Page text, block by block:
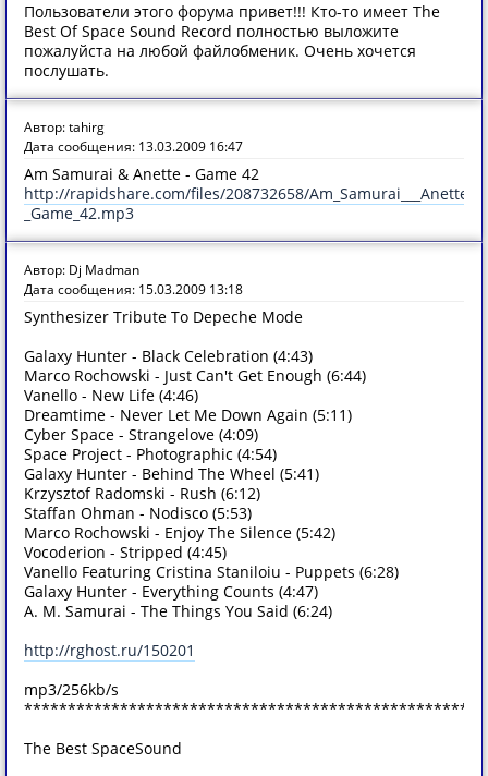
Пользователи этого форума привет!!! Кто-то имеет The
Best Of Space Sound Record полностью выложите
пожалуйста на любой файлобменик. Очень хочется
послушать.
Автор: tahirg
Дата сообщения: 13.03.2009 16:47
Am Samurai & Anette - Game 42
http://rapidshare.com/files/208732658/Am_Samurai___Anette_-
_Game_42.mp3
Автор: Dj Madman
Дата сообщения: 15.03.2009 13:18
Synthesizer Tribute To Depeche Mode
Galaxy Hunter - Black Celebration (4:43)
Marco Rochowski - Just Can't Get Enough (6:44)
Vanello - New Life (4:46)
Dreamtime - Never Let Me Down Again (5:11)
Cyber Space - Strangelove (4:09)
Space Project - Photographic (4:54)
Galaxy Hunter - Behind The Wheel (5:41)
Krzysztof Radomski - Rush (6:12)
Staffan Ohman - Nodisco (5:53)
Marco Rochowski - Enjoy The Silence (5:42)
Vocoderion - Stripped (4:45)
Vanello Featuring Cristina Staniloiu - Puppets (6:28)
Galaxy Hunter - Everything Counts (4:47)
A. M. Samurai - The Things You Said (6:24)
http://rghost.ru/150201
mp3/256kb/s
The Best SpaceSound